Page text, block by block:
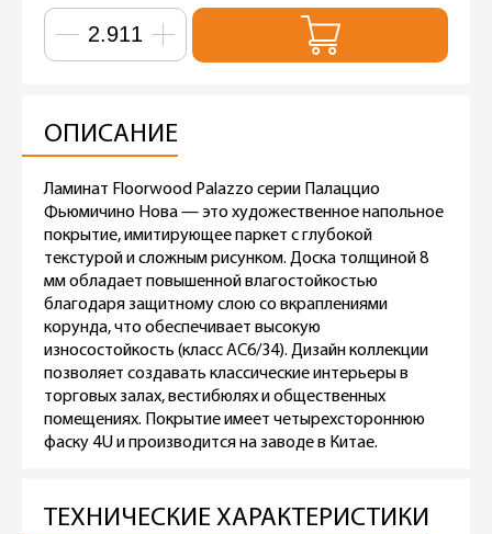
ОПИСАНИЕ
Ламинат Floorwood Palazzo серии Палаццио
Фьюмичино Нова — это художественное напольное
покрытие, имитирующее паркет с глубокой
текстурой и сложным рисунком. Доска толщиной 8
мм обладает повышенной влагостойкостью
благодаря защитному слою со вкраплениями
корунда, что обеспечивает высокую
износостойкость (класс AC6/34). Дизайн коллекции
позволяет создавать классические интерьеры в
торговых залах, вестибюлях и общественных
помещениях. Покрытие имеет четырехстороннюю
фаску 4U и производится на заводе в Китае.
ТЕХНИЧЕСКИЕ ХАРАКТЕРИСТИКИ